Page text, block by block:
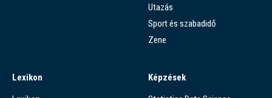
Utazás
Sport és szabadidő
Zene
Lexikon
Képzések